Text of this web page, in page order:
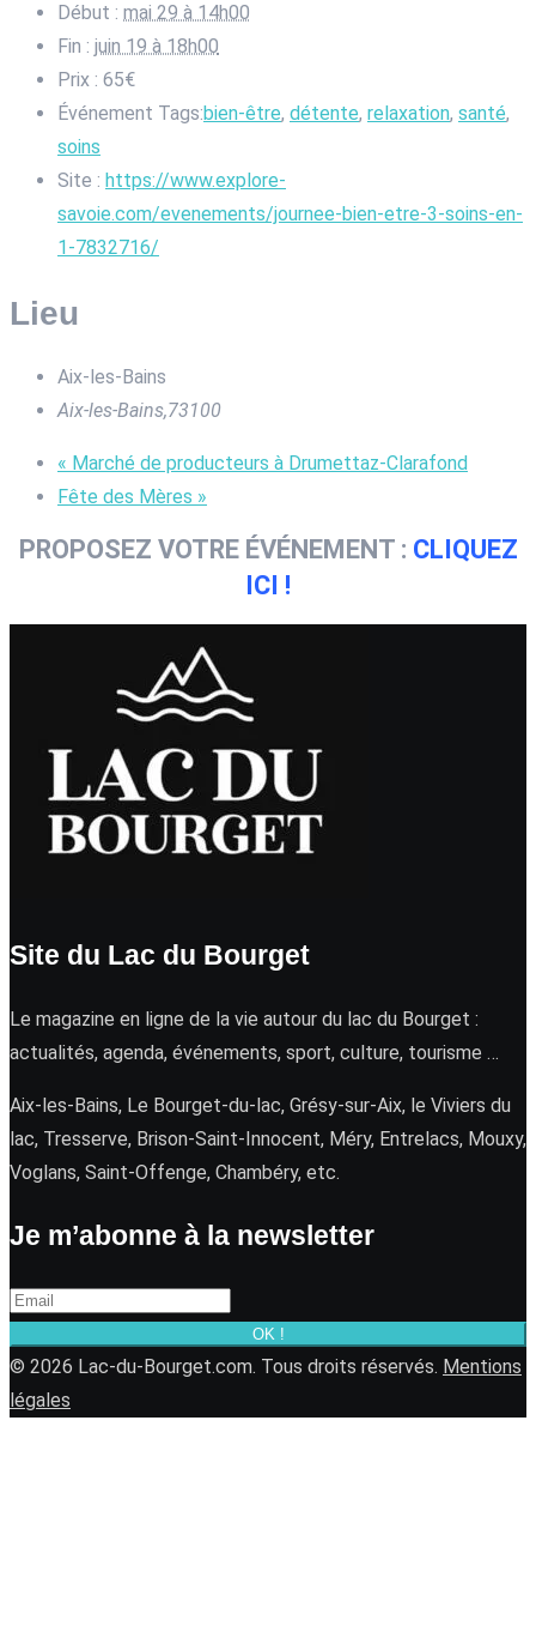
Début : mai 29 à 14h00
Fin : juin 19 à 18h00
Prix : 65€
Événement Tags:bien-être, détente, relaxation, santé,
soins
Site : https://www.explore-
savoie.com/evenements/journee-bien-etre-3-soins-en-
1-7832716/
Lieu
Aix-les-Bains
Aix-les-Bains,73100
« Marché de producteurs à Drumettaz-Clarafond
Fête des Mères »
PROPOSEZ VOTRE ÉVÉNEMENT : CLIQUEZ
ICI !
Site du Lac du Bourget
Le magazine en ligne de la vie autour du lac du Bourget :
actualités, agenda, événements, sport, culture, tourisme …
Aix-les-Bains, Le Bourget-du-lac, Grésy-sur-Aix, le Viviers du
lac, Tresserve, Brison-Saint-Innocent, Méry, Entrelacs, Mouxy,
Voglans, Saint-Offenge, Chambéry, etc.
Je m’abonne à la newsletter
OK !
© 2026 Lac-du-Bourget.com. Tous droits réservés. Mentions
légales